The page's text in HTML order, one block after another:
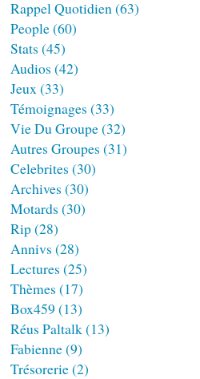
Rappel Quotidien(63)
People(60)
Stats (45)
Audios (42)
Jeux(33)
Témoignages (33)
Vie Du Groupe(32)
Autres Groupes (31)
Celebrites (30)
Archives (30)
Motards (30)
Rip(28)
Annivs (28)
Lectures (25)
Thèmes (17)
Box459 (13)
Réus Paltalk(13)
Fabienne(9)
Trésorerie(2)